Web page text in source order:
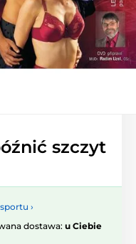
szczyt
›
dostawa: u Ciebie